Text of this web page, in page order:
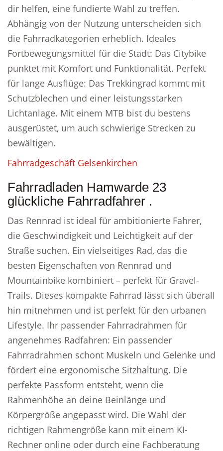
dir helfen, eine fundierte Wahl zu treffen.
Abhängig von der Nutzung unterscheiden sich
die Fahrradkategorien erheblich. Ideales
Fortbewegungsmittel für die Stadt: Das Citybike
punktet mit Komfort und Funktionalität. Perfekt
für lange Ausflüge: Das Trekkingrad kommt mit
Schutzblechen und einer leistungsstarken
Lichtanlage. Mit einem MTB bist du bestens
ausgerüstet, um auch schwierige Strecken zu
bewältigen.
Fahrradgeschäft Gelsenkirchen
Fahrradladen Hamwarde 23
glückliche Fahrradfahrer .
Das Rennrad ist ideal für ambitionierte Fahrer,
die Geschwindigkeit und Leichtigkeit auf der
Straße suchen. Ein vielseitiges Rad, das die
besten Eigenschaften von Rennrad und
Mountainbike kombiniert – perfekt für Gravel-
Trails. Dieses kompakte Fahrrad lässt sich überall
hin mitnehmen und ist perfekt für den urbanen
Lifestyle. Ihr passender Fahrradrahmen für
angenehmes Radfahren: Ein passender
Fahrradrahmen schont Muskeln und Gelenke und
fördert eine ergonomische Sitzhaltung. Die
perfekte Passform entsteht, wenn die
Rahmenhöhe an deine Beinlänge und
Körpergröße angepasst wird. Die Wahl der
richtigen Rahmengröße kann mit einem KI-
Rechner online oder durch eine Fachberatung